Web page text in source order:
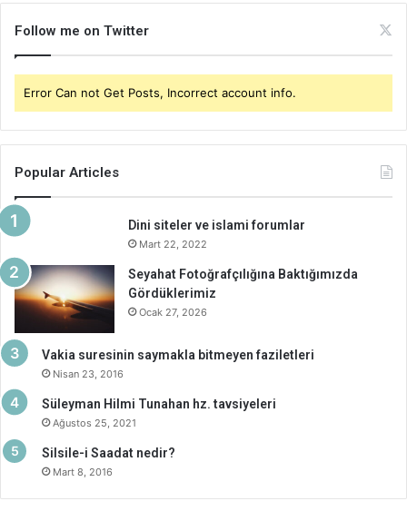
Follow me on Twitter
Error Can not Get Posts, Incorrect account info.
Popular Articles
Dini siteler ve islami forumlar
Mart 22, 2022
Seyahat Fotoğrafçılığına Baktığımızda
Gördüklerimiz
Ocak 27, 2026
Vakia suresinin saymakla bitmeyen faziletleri
Nisan 23, 2016
Süleyman Hilmi Tunahan hz. tavsiyeleri
Ağustos 25, 2021
Silsile-i Saadat nedir?
Mart 8, 2016